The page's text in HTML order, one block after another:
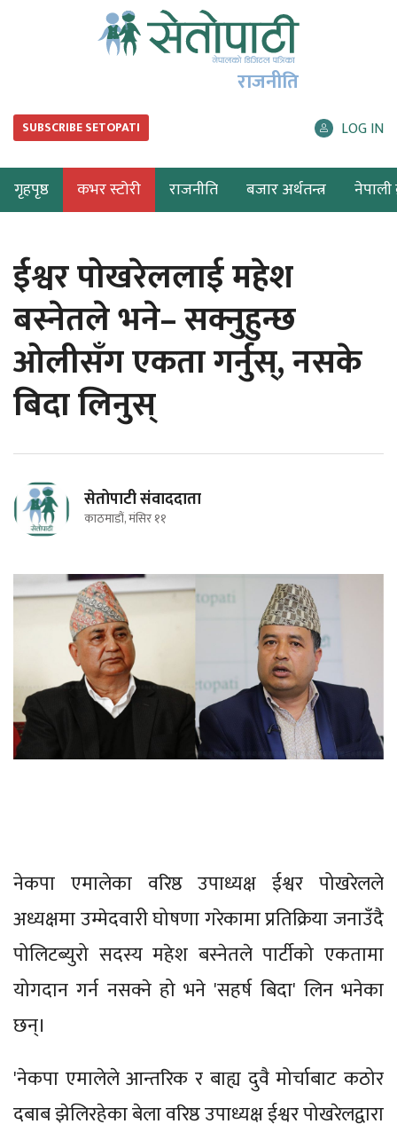
राजनीति
SUBSCRIBE SETOPATI LOG IN
गृहपृष्ठ कभर स्टोरी राजनीति बजार अर्थतन्त्र नेपाली
ईश्वर पोखरेललाई महेश
बस्नेतले भने– सक्नुहुन्छ
ओलीसँग एकता गर्नुस्, नसके
बिदा लिनुस्
सेतोपाटी संवाददाता
काठमाडौं, मंसिर ११
नेकपा एमालेका वरिष्ठ उपाध्यक्ष ईश्वर पोखरेलले
अध्यक्षमा उम्मेदवारी घोषणा गरेकामा प्रतिक्रिया जनाउँदै
पोलिटब्युरो सदस्य महेश बस्नेतले पार्टीको एकतामा
योगदान गर्न नसक्ने हो भने 'सहर्ष बिदा' लिन भनेका
छन्।
'नेकपा एमालेले आन्तरिक र बाह्य दुवै मोर्चाबाट कठोर
दबाब झेलिरहेका बेला वरिष्ठ उपाध्यक्ष ईश्वर पोखरेलद्वारा